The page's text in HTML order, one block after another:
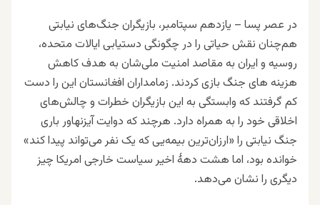
در عصر پسا – یازدهم سپتامبر، بازیگران جنگ‌های نیابتی
هم‌چنان نقش حیاتی را در چگونگی دستیابی ایالات متحده،
روسیه و ایران به مقاصد امنیت ملی‌شان به هدف کاهش
هزینه های جنگ بازی کردند. زمامداران افغانستان این را دست
کم گرفتند که وابستگی‌ به این بازیگران خطرات و چالش‌های
اخلاقی خود را به همراه دارد. هرچند که دوایت آیزنهاور باری
جنگ نیابتی را «ارزان‌ترین بیمه‌یی که یک نفر می‌تواند پیدا کند»
خوانده بود، اما هشت دهۀ اخیر سیاست خارجی امریکا چیز
دیگری را نشان می‌دهد.